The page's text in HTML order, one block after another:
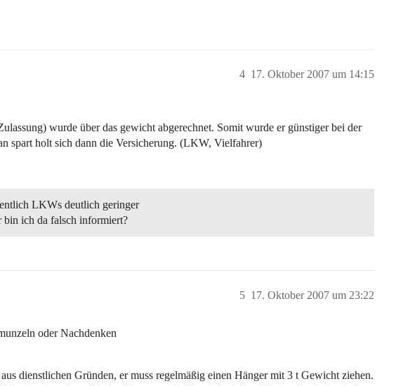
17. Oktober 2007 um 14:15
4
wurde über das gewicht abgerechnet. Somit wurde er günstiger bei der
spart holt sich dann die Versicherung. (LKW, Vielfahrer)
LKWs deutlich geringer
bin ich da falsch informiert?
17. Oktober 2007 um 23:22
5
oder Nachdenken
dienstlichen Gründen, er muss regelmäßig einen Hänger mit 3 t Gewicht ziehen.